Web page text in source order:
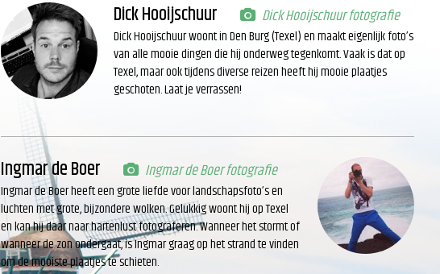
Dick Hooijschuur Dick Hooijschuur fotografie
Dick Hooijschuur woont in Den Burg (Texel) en maakt eigenlijk foto’s
van alle mooie dingen die hij onderweg tegenkomt. Vaak is dat op
Texel, maar ook tijdens diverse reizen heeft hij mooie plaatjes
geschoten. Laat je verrassen!
Ingmar de Boer Ingmar de Boer fotografie
Ingmar de Boer heeft een grote liefde voor landschapsfoto’s en
luchten met grote, bijzondere wolken. Gelukkig woont hij op Texel
en kan hij daar naar hartenlust fotograferen. Wanneer het stormt of
wanneer de zon ondergaat, is Ingmar graag op het strand te vinden
om de mooiste plaatjes te schieten.